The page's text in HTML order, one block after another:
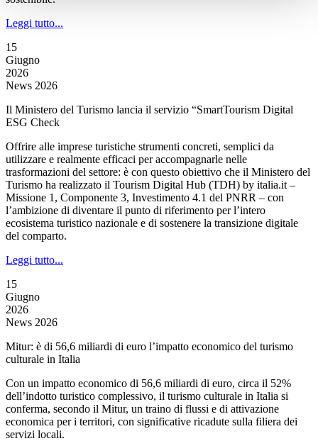
Leggi tutto...
15
Giugno
2026
News 2026
Il Ministero del Turismo lancia il servizio “SmartTourism Digital
ESG Check
Offrire alle imprese turistiche strumenti concreti, semplici da
utilizzare e realmente efficaci per accompagnarle nelle
trasformazioni del settore: è con questo obiettivo che il Ministero del
Turismo ha realizzato il Tourism Digital Hub (TDH) by italia.it –
Missione 1, Componente 3, Investimento 4.1 del PNRR – con
l’ambizione di diventare il punto di riferimento per l’intero
ecosistema turistico nazionale e di sostenere la transizione digitale
del comparto.
Leggi tutto...
15
Giugno
2026
News 2026
Mitur: è di 56,6 miliardi di euro l’impatto economico del turismo
culturale in Italia
Con un impatto economico di 56,6 miliardi di euro, circa il 52%
dell’indotto turistico complessivo, il turismo culturale in Italia si
conferma, secondo il Mitur, un traino di flussi e di attivazione
economica per i territori, con significative ricadute sulla filiera dei
servizi locali.